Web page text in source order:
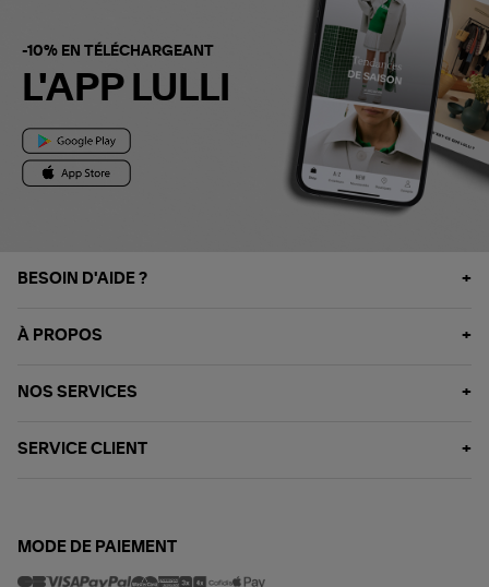
-10% EN TÉLÉCHARGEANT
L'APP LULLI
BESOIN D'AIDE ?
À PROPOS
NOS SERVICES
SERVICE CLIENT
MODE DE PAIEMENT